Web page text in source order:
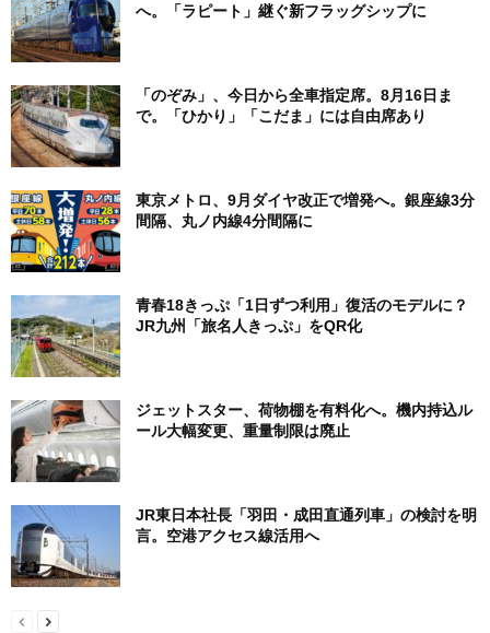
へ。「ラピート」継ぐ新フラッグシップに
「のぞみ」、今日から全車指定席。8月16日ま
で。「ひかり」「こだま」には自由席あり
東京メトロ、9月ダイヤ改正で増発へ。銀座線3分
間隔、丸ノ内線4分間隔に
青春18きっぷ「1日ずつ利用」復活のモデルに？
JR九州「旅名人きっぷ」をQR化
ジェットスター、荷物棚を有料化へ。機内持込ル
ール大幅変更、重量制限は廃止
JR東日本社長「羽田・成田直通列車」の検討を明
言。空港アクセス線活用へ